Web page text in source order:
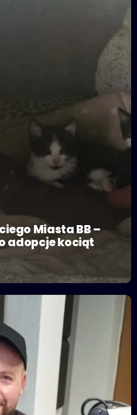
Miasta BB –
adopcje kociąt